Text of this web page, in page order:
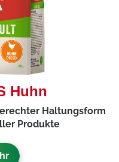
Huhn
Haltungsform
Produkte